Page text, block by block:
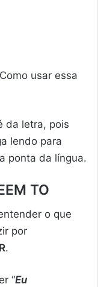
usar essa
da letra, pois
lendo para
ponta da língua.
TO
o que
por
.
“Eu